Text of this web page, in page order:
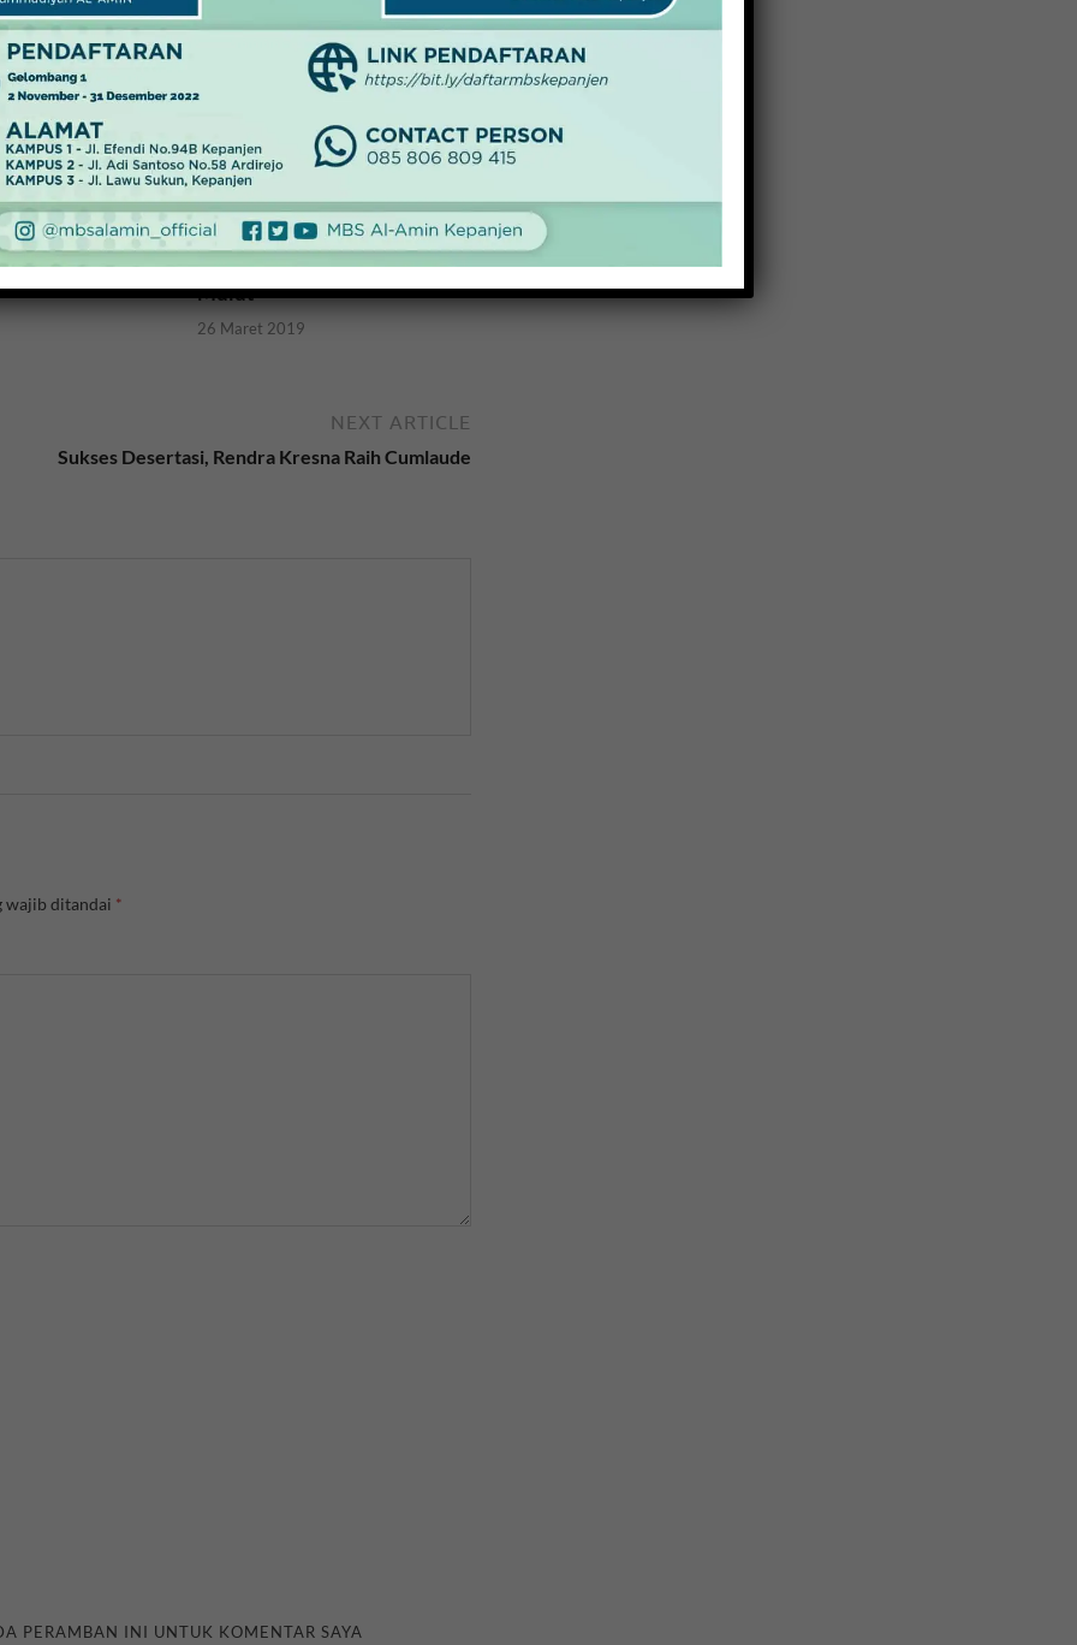
12
Terbunuh di
Kontroversi Monster Laut
Berusia 520 Juta Tahun dan
Memiliki 18 Tentakel di
Mulut
26 Maret 2019
NEXT ARTICLE
Sukses Desertasi, Rendra Kresna Raih Cumlaude
wajib ditandai *
PERAMBAN INI UNTUK KOMENTAR SAYA